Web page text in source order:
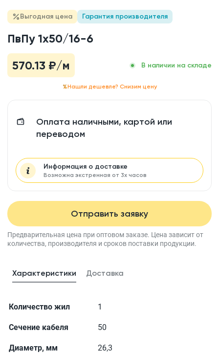
Выгодная цена Гарантия производителя
ПвПу 1x50/16-6
570.13 ₽/м В наличии на складе
Нашли дешевле? Снизим цену
Отправить заявку
Предварительная цена при оптовом заказе. Цена зависит от
количества, производителя и сроков поставки продукции.
Оплата наличными, картой или
переводом
Информация о доставке
Возможна экстренная от 3х часов
Характеристики Доставка
Количество жил 1
Сечение кабеля 50
Диаметр, мм 26,3